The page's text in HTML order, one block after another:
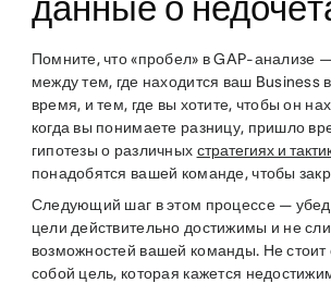
данные о
Помните, что «пробел» в GAP-анализе
между тем, где находится ваш Business
время, и тем, где вы хотите, чтобы он
когда вы понимаете разницу, пришло
гипотезы о различных стратегиях и
понадобятся вашей команде, чтобы
Следующий шаг в этом процессе —
цели действительно достижимы и не
возможностей вашей команды. Не стоит
собой цель, которая кажется